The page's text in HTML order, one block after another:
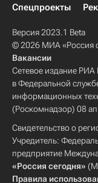
Спецпроекты
Версия 2023.1 Beta
© 2026 МИА «Россия
Вакансии
Сетевое издание РИА
в Федеральной
информационных
(Роскомнадзор) 08
Свидетельство о
Учредитель:
предприятие
«Россия сегодня»
Правила